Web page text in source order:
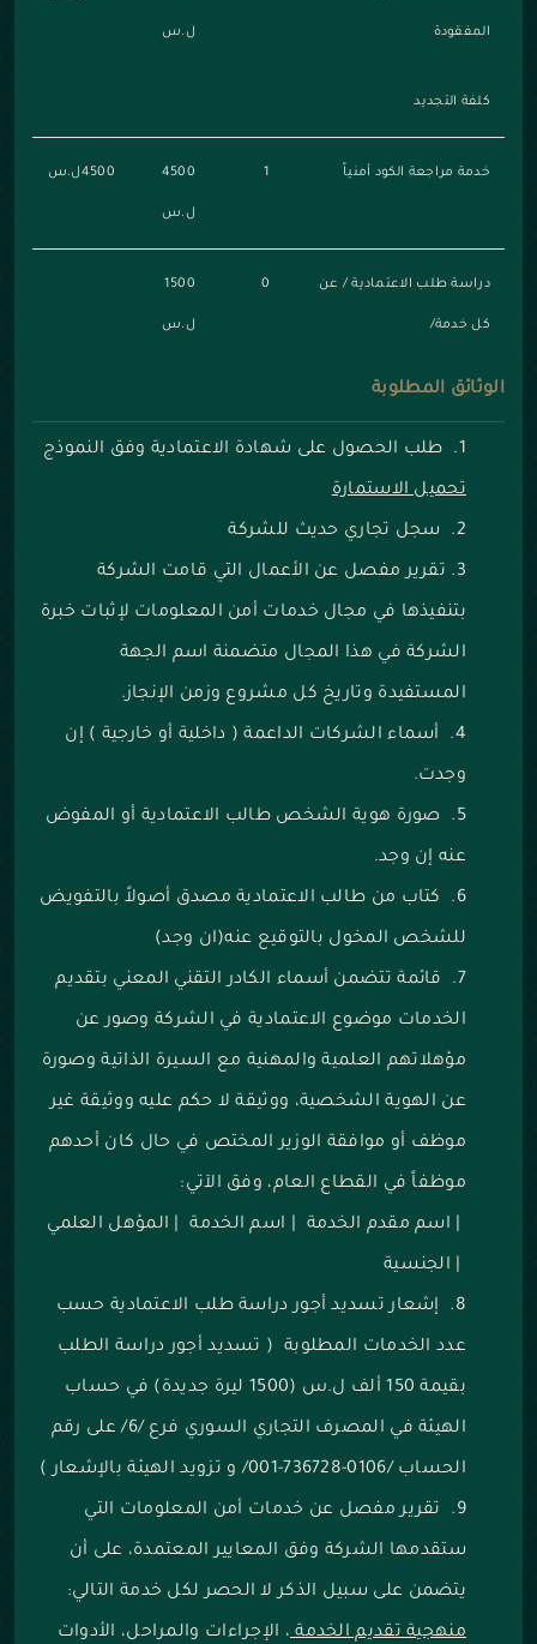
المفقودة ل.س
كلفة التجديد
خدمة مراجعة الكود أمنياً 1
4500
ل.س
4500ل.س
دراسة طلب الاعتمادية / عن
كل خدمة/
0
1500
ل.س
الوثائق المطلوبة
طلب الحصول على شهادة الاعتمادية وفق النموذج
تحميل الاستمارة
سجل تجاري حديث للشركة
تقرير مفصل عن الأعمال التي قامت الشركة
بتنفيذها في مجال خدمات أمن المعلومات لإثبات خبرة
الشركة في هذا المجال متضمنة اسم الجهة
المستفيدة وتاريخ كل مشروع وزمن الإنجاز.
أسماء الشركات الداعمة ( داخلية أو خارجية ) إن
وجدت.
صورة هوية الشخص طالب الاعتمادية أو المفوض
عنه إن وجد.
كتاب من طالب الاعتمادية مصدق أصولاً بالتفويض
للشخص المخول بالتوقيع عنه(ان وجد)
قائمة تتضمن أسماء الكادر التقني المعني بتقديم
الخدمات موضوع الاعتمادية في الشركة وصور عن
مؤهلاتهم العلمية والمهنية مع السيرة الذاتية وصورة
عن الهوية الشخصية، ووثيقة لا حكم عليه ووثيقة غير
موظف أو موافقة الوزير المختص في حال كان أحدهم
موظفاً في القطاع العام، وفق الآتي:
اسم مقدم الخدمة اسم الخدمة المؤهل العلمي
الجنسية
إشعار تسديد أجور دراسة طلب الاعتمادية حسب
عدد الخدمات المطلوبة ( تسديد أجور دراسة الطلب
بقيمة 150 ألف ل.س (1500 ليرة جديدة) في حساب
الهيئة في المصرف التجاري السوري فرع /6/ على رقم
الحساب /0106-736728-001/ و تزويد الهيئة بالإشعار )
تقرير مفصل عن خدمات أمن المعلومات التي
ستقدمها الشركة وفق المعايير المعتمدة، على أن
يتضمن على سبيل الذكر لا الحصر لكل خدمة التالي:
منهجية تقديم الخدمة، الإجراءات والمراحل، الأدوات